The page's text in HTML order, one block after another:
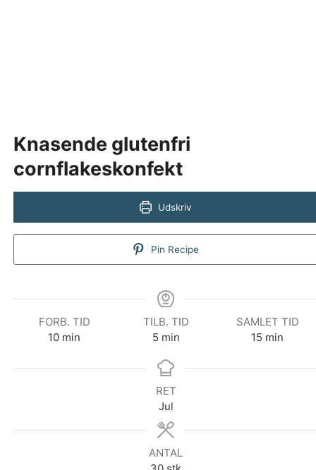
Knasende glutenfri
cornflakeskonfekt
Udskriv
Pin Recipe
FORB. TID
10minutter
min
TILB. TID
5minutter
min
SAMLET TID
15 minutter
min
RET
Jul
ANTAL